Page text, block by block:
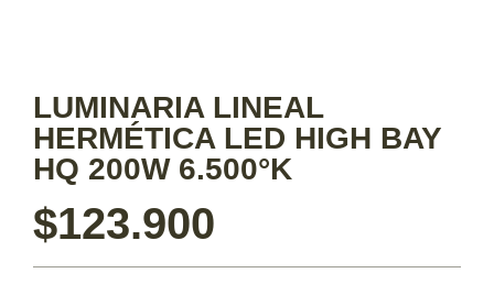
LUMINARIA LINEAL
HERMÉTICA LED HIGH BAY
HQ 200W 6.500°K
$123.900